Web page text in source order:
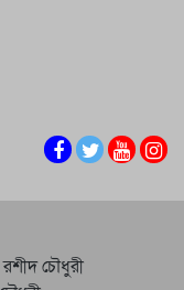
চৌধুরী